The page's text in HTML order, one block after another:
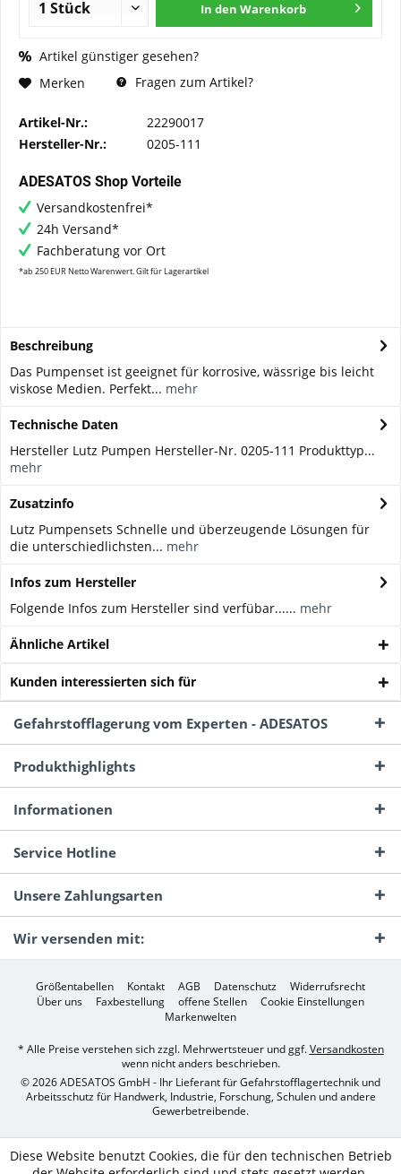
In den Warenkorb
Artikel günstiger gesehen?
Merken
Fragen zum Artikel?
Artikel-Nr.:
22290017
Hersteller-Nr.:
0205-111
ADESATOS Shop Vorteile
Versandkostenfrei*
24h Versand*
Fachberatung vor Ort
*ab 250 EUR Netto Warenwert. Gilt für Lagerartikel
Beschreibung
Das Pumpenset ist geeignet für korrosive, wässrige bis leicht
viskose Medien. Perfekt... mehr
Technische Daten
Hersteller Lutz Pumpen Hersteller-Nr. 0205-111 Produkttyp...
mehr
Zusatzinfo
Lutz Pumpensets Schnelle und überzeugende Lösungen für
die unterschiedlichsten... mehr
Infos zum Hersteller
Folgende Infos zum Hersteller sind verfübar...... mehr
Ähnliche Artikel
Kunden interessierten sich für
Gefahrstofflagerung vom Experten - ADESATOS
Produkthighlights
Informationen
Service Hotline
Unsere Zahlungsarten
Wir versenden mit:
Größentabellen Kontakt AGB Datenschutz
Widerrufsrecht
Über uns
Faxbestellung offene Stellen
Cookie Einstellungen
Markenwelten
* Alle Preise verstehen sich zzgl. Mehrwertsteuer und ggf.Versandkosten
wenn nicht anders beschrieben.
© 2026 ADESATOS GmbH - Ihr Lieferant für Gefahrstofflagertechnik und
Arbeitsschutz für Handwerk, Industrie, Forschung, Schulen und andere
Gewerbetreibende.
Diese Website benutzt Cookies, die für den technischen Betrieb